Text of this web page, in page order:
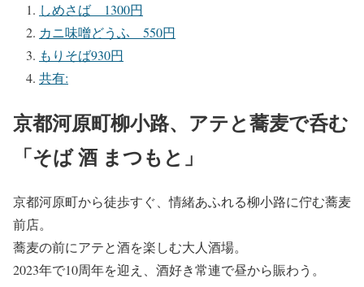
しめさば 1300円
カニ味噌どうふ 550円
もりそば930円
共有:
京都河原町柳小路、アテと蕎麦で呑む
「そば 酒 まつもと」
京都河原町から徒歩すぐ、情緒あふれる柳小路に佇む蕎麦
前店。
蕎麦の前にアテと酒を楽しむ大人酒場。
2023年で10周年を迎え、酒好き常連で昼から賑わう。